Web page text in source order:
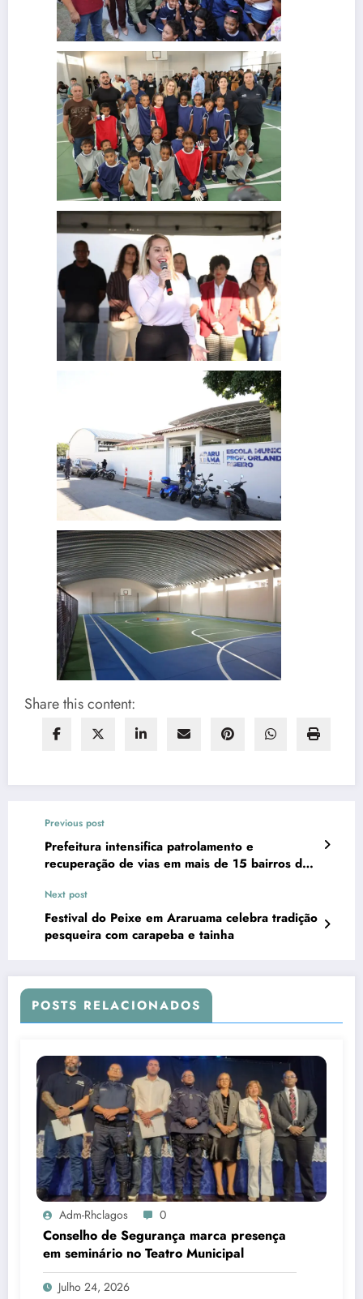
Share this content:
Previous post
Prefeitura intensifica patrolamento e
recuperação de vias em mais de 15 bairros do
Next post
Festival do Peixe em Araruama celebra tradição
pesqueira com carapeba e tainha
POSTS RELACIONADOS
Adm-Rhclagos 0
Conselho de Segurança marca presença
em seminário no Teatro Municipal
Julho 24, 2026